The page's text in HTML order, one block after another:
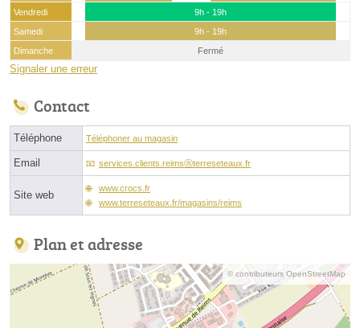
Vendredi
9h - 19h
Samedi
9h - 19h
Dimanche
Fermé
Signaler une erreur
Contact
Téléphone Téléphoner au magasin
Email services.clients.reimsⓐterreseteaux.fr
Site web
www.crocs.fr
www.terreseteaux.fr/magasins/reims
Plan et adresse
© contributeurs OpenStreetMap